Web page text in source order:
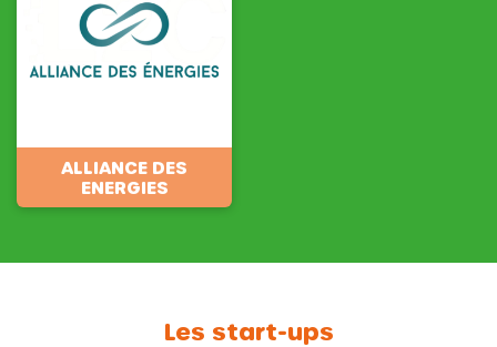
ALLIANCE DES
ENERGIES
Les start-ups